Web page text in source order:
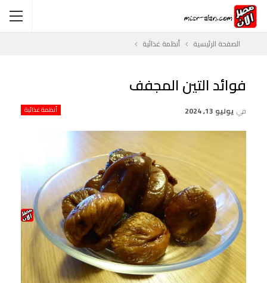
الصفحة الرئيسية أنظمة غذائية
فوائد التين المجفف
أنظمة غذائية في يوليو 13, 2024